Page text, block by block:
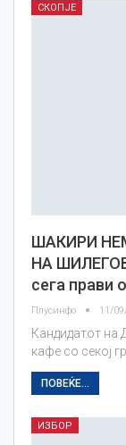
СКОПЈЕ
ШАКИРИ
НА ШИЛЕГОВ
сега прави
Плусинфо 11/
Кандидатот на
кафе со секој
ПОВЕЌЕ...
ИЗБОР